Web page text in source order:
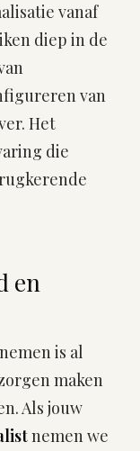
vanaf
diep in de
van
Het
die
en
is al
maken
Als jouw
nemen we